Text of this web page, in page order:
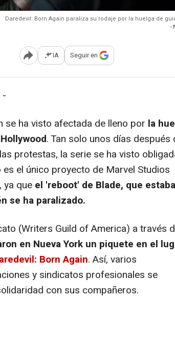
Daredevil: Born Again paraliza su rodaje por la huelga de
-
Abrir opciones para compartir
IA Seguir en
-
se ha visto afectada de lleno por la
. Tan solo unos días después
protestas, la serie se ha visto
es el único proyecto de Marvel Studios
ya que el 'reboot' de Blade, que
se ha paralizado.
(Writers Guild of America) a través
en Nueva York un piquete en el
Born Again. Así, varios
y sindicatos profesionales se
con sus compañeros.